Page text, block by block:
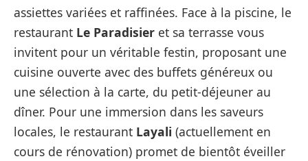
assiettes variées et raffinées. Face à la piscine, le
restaurant Le Paradisier et sa terrasse vous
invitent pour un véritable festin, proposant une
cuisine ouverte avec des buffets généreux ou
une sélection à la carte, du petit-déjeuner au
dîner. Pour une immersion dans les saveurs
locales, le restaurant Layali (actuellement en
cours de rénovation) promet de bientôt éveiller